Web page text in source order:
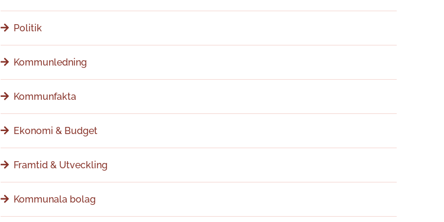
Politik
Kommunledning
Kommunfakta
Ekonomi & Budget
Framtid & Utveckling
Kommunala bolag